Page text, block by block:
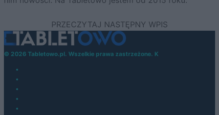
© 2026 Tabletowo.pl. Wszelkie prawa zastrzeżone. K